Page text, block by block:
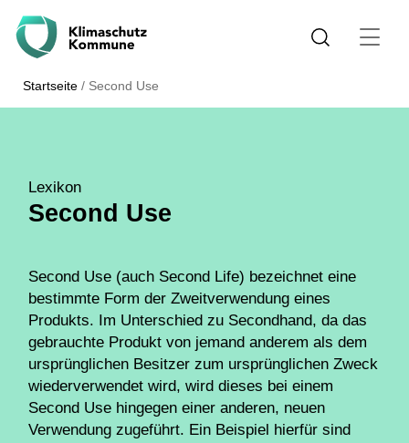
Startseite / Second Use
Lexikon
Second Use
Second Use (auch Second Life) bezeichnet eine
bestimmte Form der Zweitverwendung eines
Produkts. Im Unterschied zu Secondhand, da das
gebrauchte Produkt von jemand anderem als dem
ursprünglichen Besitzer zum ursprünglichen Zweck
wiederverwendet wird, wird dieses bei einem
Second Use hingegen einer anderen, neuen
Verwendung zugeführt. Ein Beispiel hierfür sind